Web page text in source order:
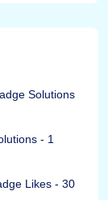
Solutions
- 1
Likes - 30